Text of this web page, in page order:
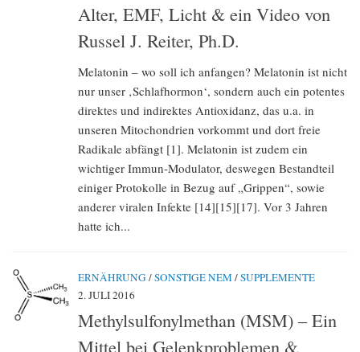
Alter, EMF, Licht & ein Video von
Russel J. Reiter, Ph.D.
Melatonin – wo soll ich anfangen? Melatonin ist nicht
nur unser ‚Schlafhormon‘, sondern auch ein potentes
direktes und indirektes Antioxidanz, das u.a. in
unseren Mitochondrien vorkommt und dort freie
Radikale abfängt [1]. Melatonin ist zudem ein
wichtiger Immun-Modulator, deswegen Bestandteil
einiger Protokolle in Bezug auf „Grippen“, sowie
anderer viralen Infekte [14][15][17]. Vor 3 Jahren
hatte ich...
ERNÄHRUNG /SONSTIGE NEM /SUPPLEMENTE
2. JULI 2016
Methylsulfonylmethan (MSM) – Ein
Mittel bei Gelenkproblemen &